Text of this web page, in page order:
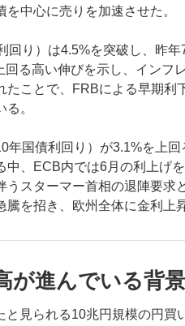
中心に売りを加速させた。
回り）は4.5%を突破し、昨
る高い伸びを示し、インフ
たことで、FRBによる早期
。
年国債利回り）が3.1%を上
、ECB内では6月の利上げ
スターマー首相の退陣要求
を招き、欧州全体に金利上
が進んでいる背景
見られる10兆円規模の円